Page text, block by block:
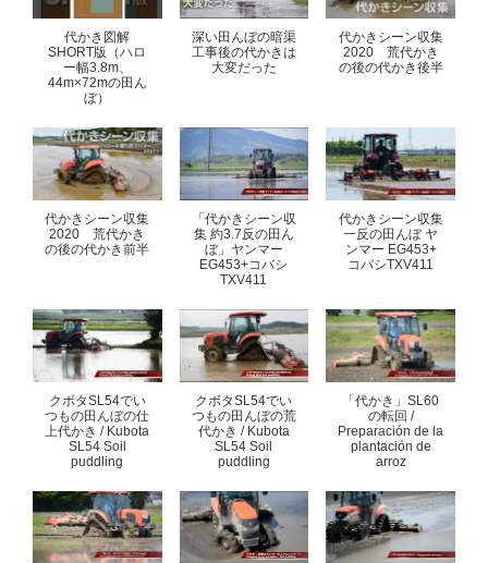
代かき図解
SHORT版（ハロ
ー幅3.8m、
44m×72mの田ん
ぼ）
深い田んぼの暗渠
工事後の代かきは
大変だった
代かきシーン収集
2020 荒代かき
の後の代かき後半
代かきシーン収集
2020 荒代かき
の後の代かき前半
「代かきシーン収
集 約3.7反の田ん
ぼ」ヤンマー
EG453+コバシ
TXV411
代かきシーン収集
一反の田んぼ ヤ
ンマー EG453+
コバシTXV411
クボタSL54でい
つもの田んぼの仕
上代かき / Kubota
SL54 Soil
puddling
クボタSL54でい
つもの田んぼの荒
代かき / Kubota
SL54 Soil
puddling
「代かき」SL60
の転回 /
Preparación de la
plantación de
arroz